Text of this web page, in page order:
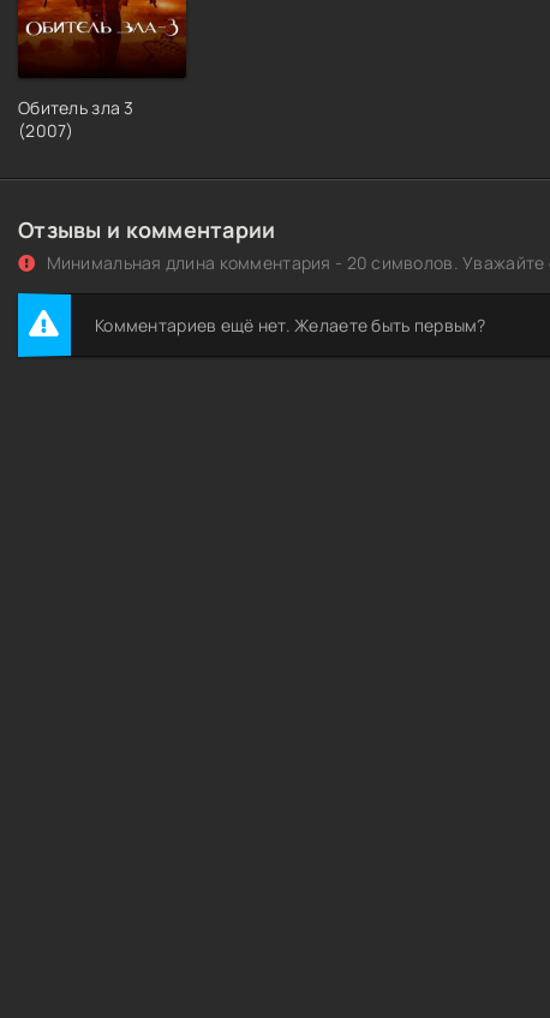
Обитель зла 3
(2007)
Отзывы и комментарии
Минимальная длина комментария - 20 символов. Уважайте
Комментариев ещё нет. Желаете быть первым?